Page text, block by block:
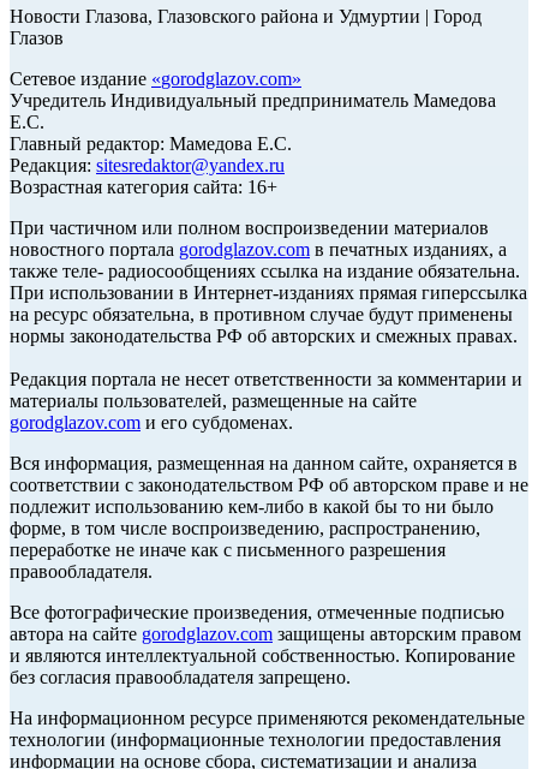
Новости Глазова, Глазовского района и Удмуртии | Город
Глазов
Сетевое издание «gorodglazov.com»
Учредитель Индивидуальный предприниматель Мамедова
Е.С.
Главный редактор: Мамедова Е.С.
Редакция: sitesredaktor@yandex.ru
Возрастная категория сайта: 16+
При частичном или полном воспроизведении материалов
новостного портала gorodglazov.com в печатных изданиях, а
также теле- радиосообщениях ссылка на издание обязательна.
При использовании в Интернет-изданиях прямая гиперссылка
на ресурс обязательна, в противном случае будут применены
нормы законодательства РФ об авторских и смежных правах.
Редакция портала не несет ответственности за комментарии и
материалы пользователей, размещенные на сайте
gorodglazov.com и его субдоменах.
Вся информация, размещенная на данном сайте, охраняется в
соответствии с законодательством РФ об авторском праве и не
подлежит использованию кем-либо в какой бы то ни было
форме, в том числе воспроизведению, распространению,
переработке не иначе как с письменного разрешения
правообладателя.
Все фотографические произведения, отмеченные подписью
автора на сайте gorodglazov.com защищены авторским правом
и являются интеллектуальной собственностью. Копирование
без согласия правообладателя запрещено.
На информационном ресурсе применяются рекомендательные
технологии (информационные технологии предоставления
информации на основе сбора, систематизации и анализа